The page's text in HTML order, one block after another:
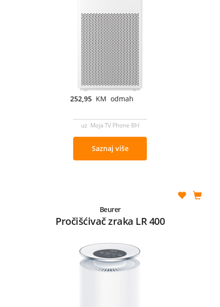
252,95 KM odmah
uz Moja TV Phone BH
Saznaj više
Beurer
Pročišćivač zraka LR 400